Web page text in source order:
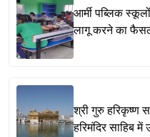
आर्मी पब्लिक
लागू करने का
श्री गुरु हरिकृष्ण
हरिमंदिर साहिब